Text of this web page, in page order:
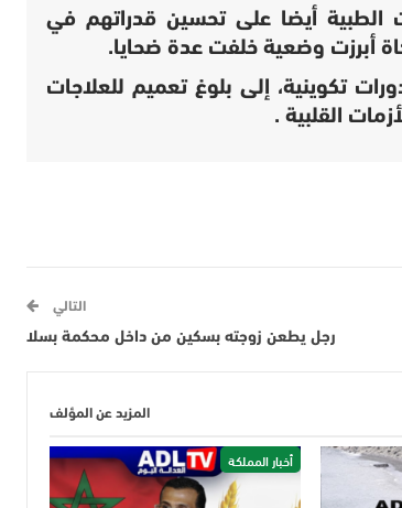
الطبية أيضا على تحسين قدراتهم في
أبرزت وضعية خلفت عدة ضحايا.
تكوينية، إلى بلوغ تعميم للعلاجات
القلبية .
التالي
رجل يطعن زوجته بسكين من داخل محكمة بسلا
المزيد عن المؤلف
أخبار المملكة